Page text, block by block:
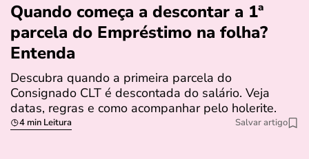
Quando começa a descontar a 1ª
parcela do Empréstimo na folha?
Entenda
Descubra quando a primeira parcela do
Consignado CLT é descontada do salário. Veja
datas, regras e como acompanhar pelo holerite.
4 min Leitura Salvar artigo